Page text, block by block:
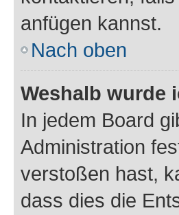
anfügen kannst.
Nach oben
Weshalb wurde
In jedem Board
Administration
verstoßen hast,
dass dies die